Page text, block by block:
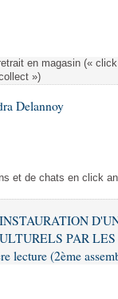
en magasin («
»)
Delannoy
et de chats en click
PAR LES
(2ème